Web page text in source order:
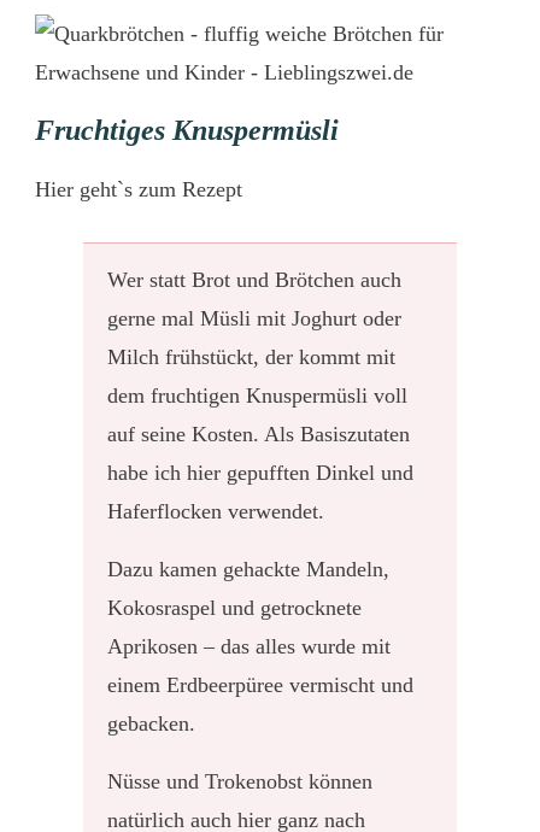
Fruchtiges Knuspermüsli
Hier geht`s zum Rezept
Wer statt Brot und Brötchen auch
gerne mal Müsli mit Joghurt oder
Milch frühstückt, der kommt mit
dem fruchtigen Knuspermüsli voll
auf seine Kosten. Als Basiszutaten
habe ich hier gepufften Dinkel und
Haferflocken verwendet.
Dazu kamen gehackte Mandeln,
Kokosraspel und getrocknete
Aprikosen – das alles wurde mit
einem Erdbeerpüree vermischt und
gebacken.
Nüsse und Trokenobst können
natürlich auch hier ganz nach